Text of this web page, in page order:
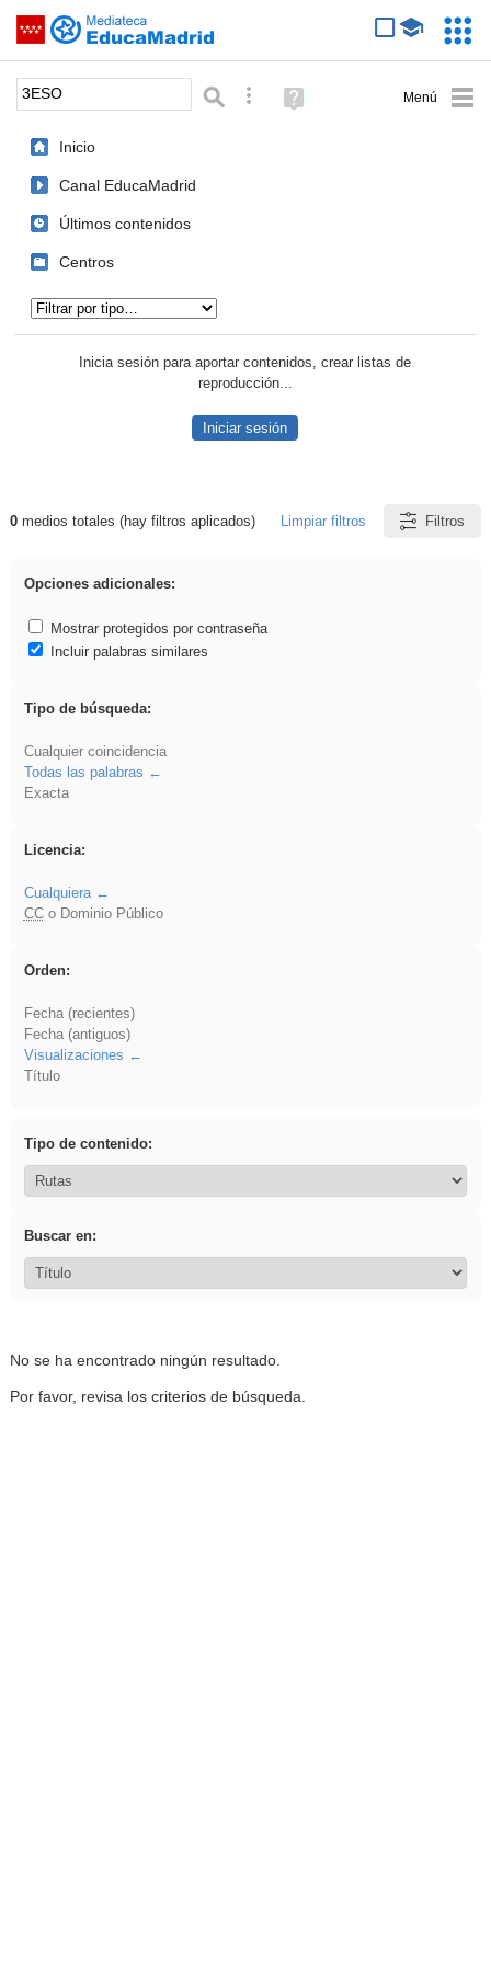
Saltar navegación
Palabra o frase: Búsqueda avanzada
Ayuda
(en
Inicio
Canal EducaMadrid
Últimos contenidos
Centros
Inicia sesión para aportar contenidos, crear listas de
reproducción...
Iniciar sesión
Resultados de: 3ESO
0medios totales (hay filtros aplicados) Limpiar filtros Filtros
Opciones adicionales:
Mostrar protegidos por contraseña
Incluir palabras similares
Tipo de búsqueda:
Cualquier coincidencia
Todas las palabras
Exacta
Licencia:
Cualquiera
CCo Dominio Público
Orden:
Fecha (recientes)
Fecha (antiguos)
Visualizaciones
Título
Tipo de contenido:
Buscar en:
No se ha encontrado ningún resultado.
Por favor, revisa los criterios de búsqueda.